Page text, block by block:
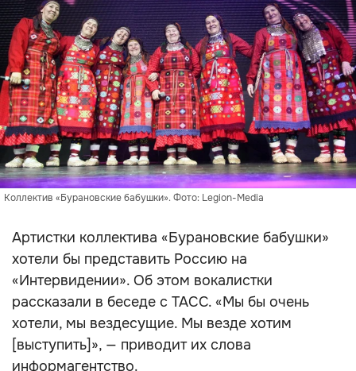
Коллектив «Бурановские бабушки». Фото: Legion-Media
Артистки коллектива «Бурановские бабушки»
хотели бы представить Россию на
«Интервидении». Об этом вокалистки
рассказали в беседе с ТАСС. «Мы бы очень
хотели, мы вездесущие. Мы везде хотим
[выступить]», — приводит их слова
информагентство.